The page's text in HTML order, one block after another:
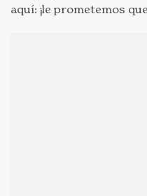
aquí: ¡le prometemos